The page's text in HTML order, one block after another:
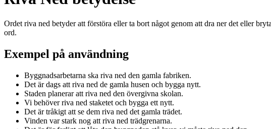
Ordet riva ned betyder att förstöra eller ta bort något genom att dra ner det eller
ord.
Exempel på användning
Byggnadsarbetarna ska riva ned den gamla fabriken.
Det är dags att riva ned de gamla husen och bygga nytt.
Staden planerar att riva ned den övergivna skolan.
Vi behöver riva ned staketet och bygga ett nytt.
Det är tråkigt att se dem riva ned det gamla trädet.
Vinden var stark nog att riva ned trädgrenarna.